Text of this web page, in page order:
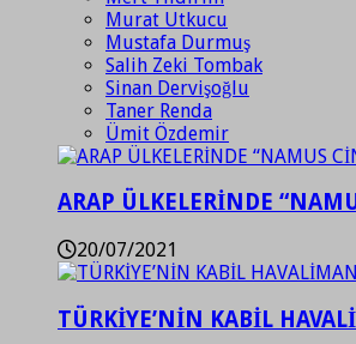
Murat Utkucu
Mustafa Durmuş
Salih Zeki Tombak
Sinan Dervişoğlu
Taner Renda
Ümit Özdemir
ARAP ÜLKELERİNDE
20/07/2021
TÜRKİYE’NİN KABİL